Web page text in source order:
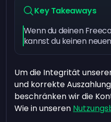
Key Takeaways
Wenn du deinen
kannst du keinen
Um die Integrität
und korrekte
beschränken wir die
Wie in unseren